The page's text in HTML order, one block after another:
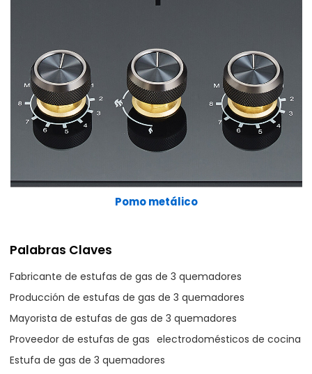
Pomo metálico
Palabras Claves
Fabricante de estufas de gas de 3 quemadores
Producción de estufas de gas de 3 quemadores
Mayorista de estufas de gas de 3 quemadores
Proveedor de estufas de gas electrodomésticos de cocina
Estufa de gas de 3 quemadores